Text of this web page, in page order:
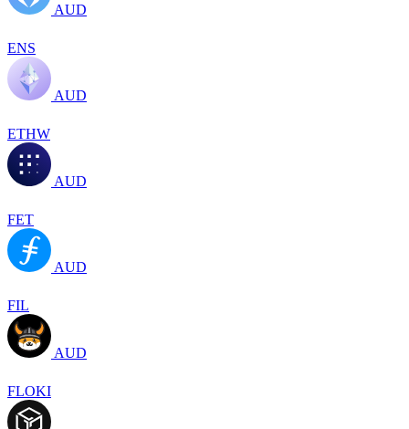
AUD
ENS
AUD
ETHW
AUD
FET
AUD
FIL
AUD
FLOKI